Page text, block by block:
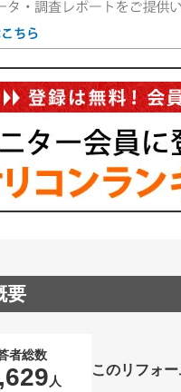
要
者総数
人
このリフォ